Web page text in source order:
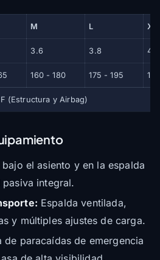
M L XL
3.6 3.8 4.1
160 - 180 175 - 195
(Estructura y Airbag)
el asiento y en la espalda
integral.
Espalda ventilada,
y múltiples ajustes de carga.
de paracaídas de emergencia